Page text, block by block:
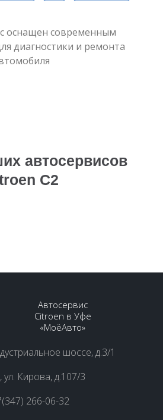
оснащен современным
диагностики и ремонта
автосервисов
C2
Автосервис
Citroen в Уфе
«МоёАвто»
шоссе, д.3/1
ул. Кирова, д.107/3
266-06-32